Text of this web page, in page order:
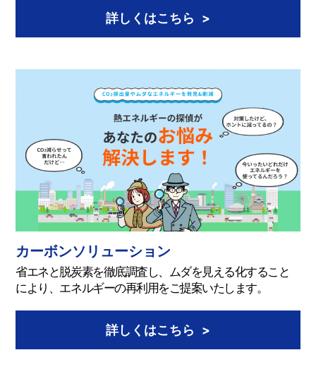
詳しくはこちら
カーボンソリューション
省エネと脱炭素を徹底調査し、ムダを見える化すること
により、エネルギーの再利用をご提案いたします。
詳しくはこちら